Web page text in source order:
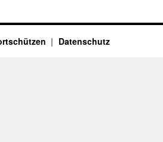
Datenschutz